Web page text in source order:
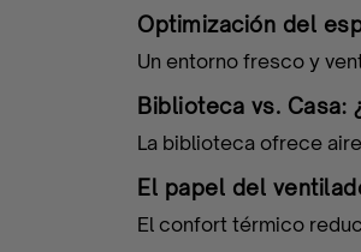
Quizzes
Apúntate
Optimización del
Un entorno fresco y
Biblioteca vs. Casa:
La biblioteca ofrece
El papel del
El confort térmico